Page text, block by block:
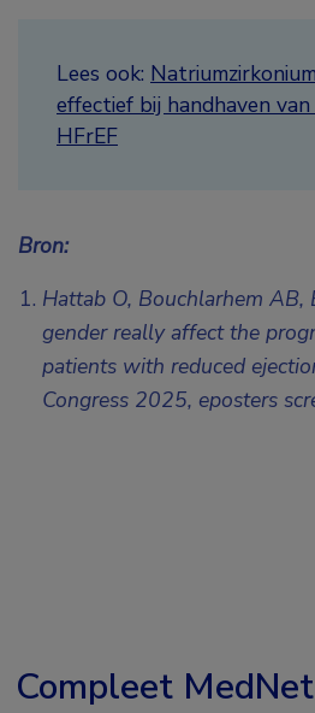
Lees ook:
effectief bij handhaven
HFrEF
Bron:
Hattab O, Bouchlarhem AB,
gender really affect the
patients with reduced
Congress 2025, eposters
Compleet